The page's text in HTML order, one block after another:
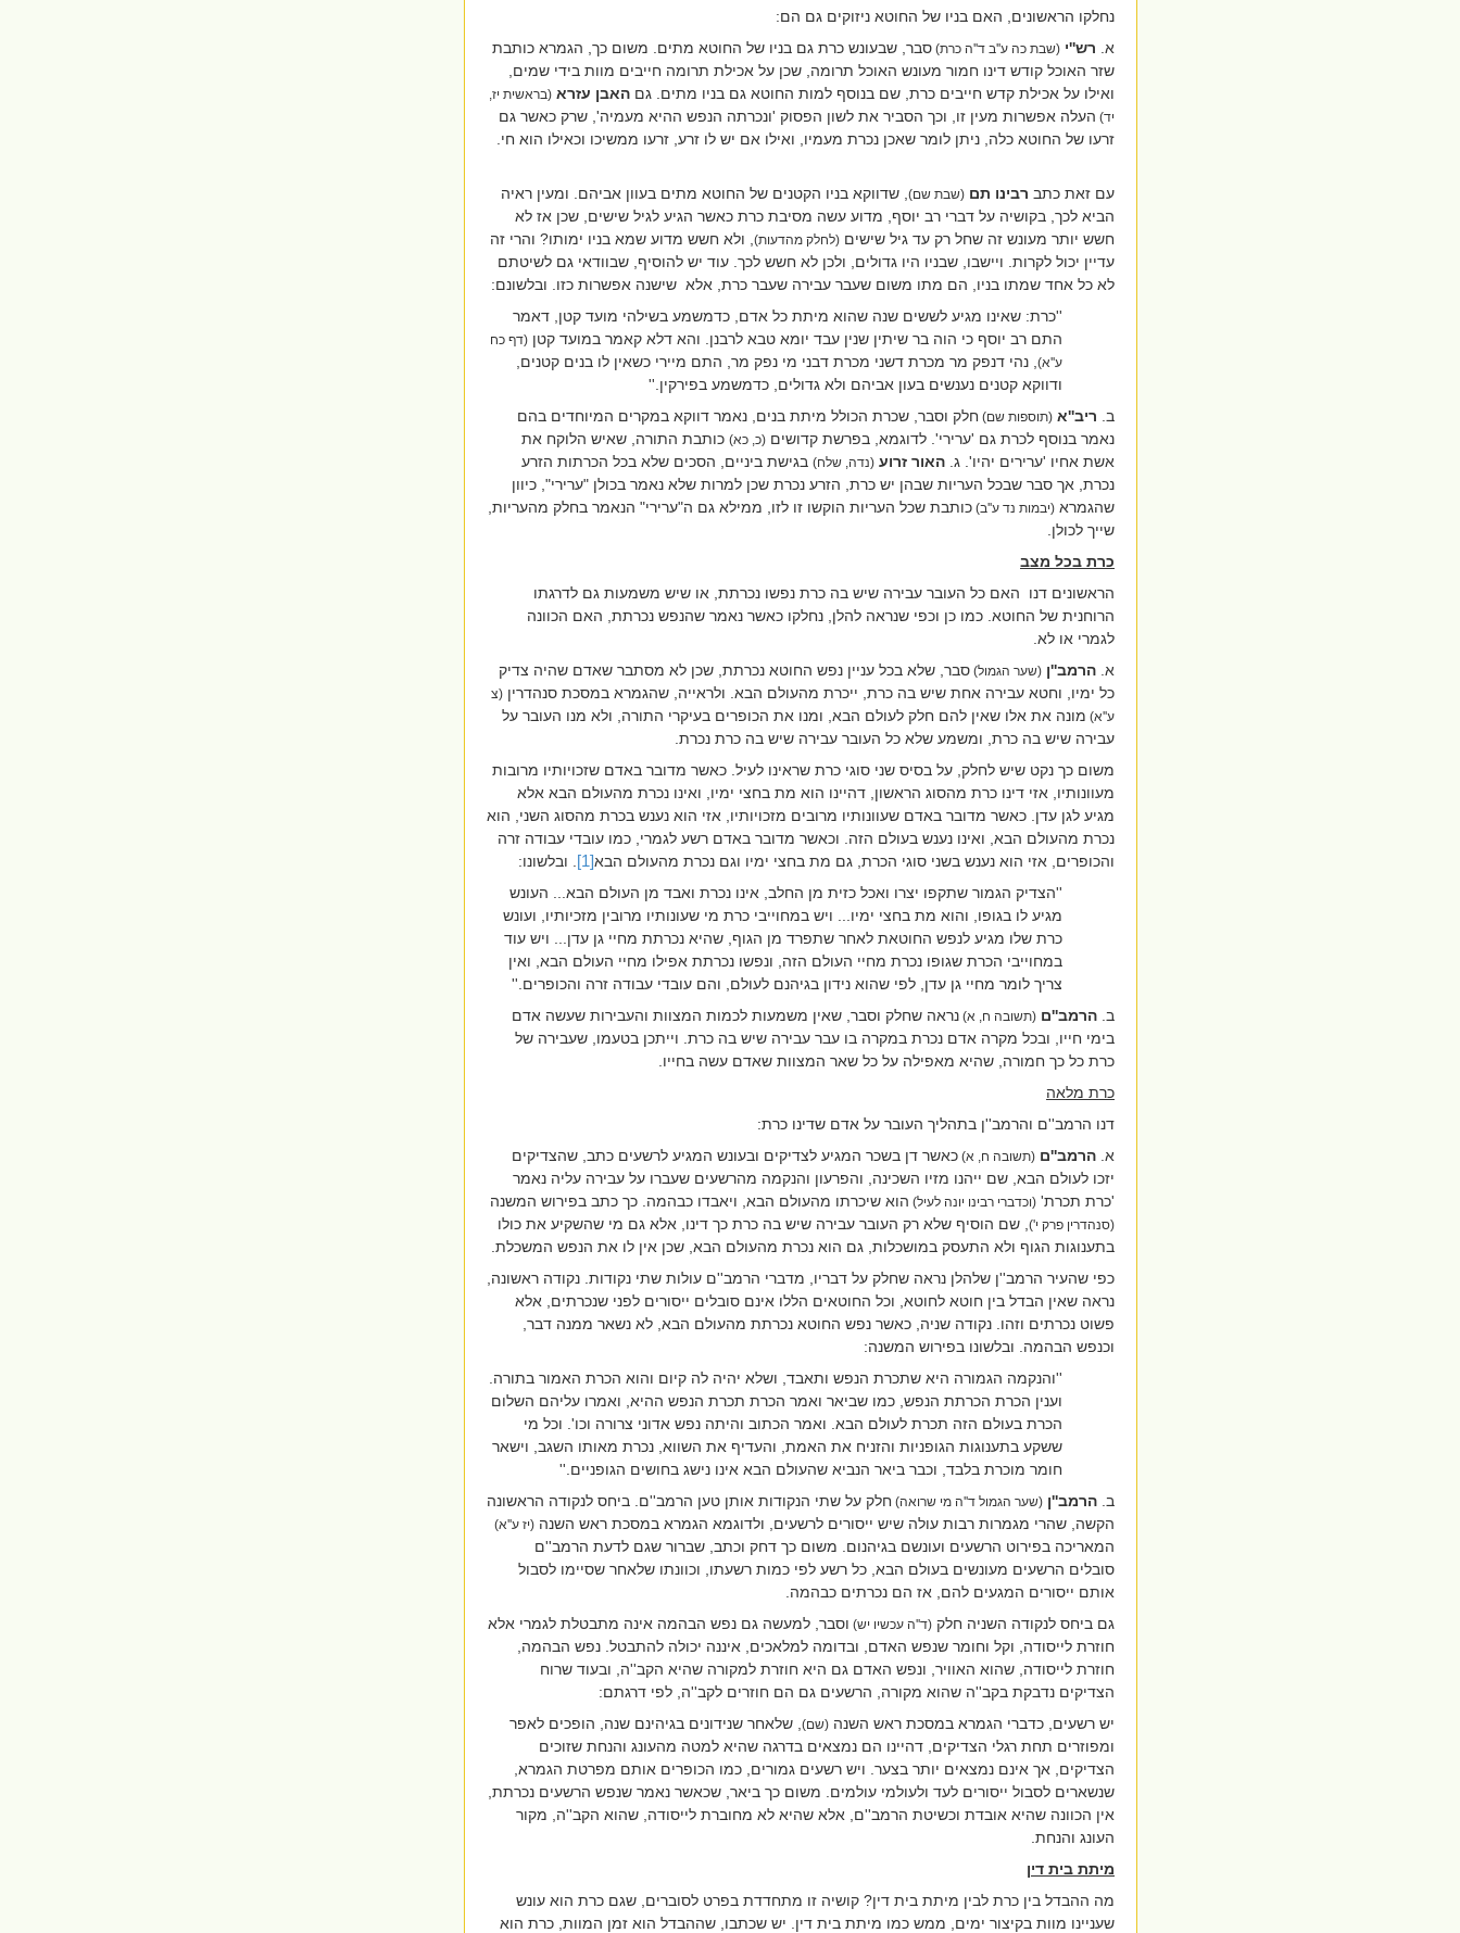
נחלקו הראשונים, האם בניו של החוטא ניזוקים גם הם:
א. רש''י (שבת כה ע''ב ד''ה כרת) סבר, שבעונש כרת גם בניו של החוטא מתים. משום כך, הגמרא כותבת
שזר האוכל קודש דינו חמור מעונש האוכל תרומה, שכן על אכילת תרומה חייבים מוות בידי שמים,
ואילו על אכילת קדש חייבים כרת, שם בנוסף למות החוטא גם בניו מתים. גם האבן עזרא (בראשית יז,
יד) העלה אפשרות מעין זו, וכך הסביר את לשון הפסוק 'ונכרתה הנפש ההיא מעמיה', שרק כאשר גם
זרעו של החוטא כלה, ניתן לומר שאכן נכרת מעמיו, ואילו אם יש לו זרע, זרעו ממשיכו וכאילו הוא חי.
עם זאת כתב רבינו תם (שבת שם) , שדווקא בניו הקטנים של החוטא מתים בעוון אביהם. ומעין ראיה
הביא לכך, בקושיה על דברי רב יוסף, מדוע עשה מסיבת כרת כאשר הגיע לגיל שישים, שכן אז לא
חשש יותר מעונש זה שחל רק עד גיל שישים (לחלק מהדעות) , ולא חשש מדוע שמא בניו ימותו? והרי זה
עדיין יכול לקרות. ויישבו, שבניו היו גדולים, ולכן לא חשש לכך. עוד יש להוסיף, שבוודאי גם לשיטתם
לא כל אחד שמתו בניו, הם מתו משום שעבר עבירה שעבר כרת, אלא שישנה אפשרות כזו. ובלשונם:
''כרת: שאינו מגיע לששים שנה שהוא מיתת כל אדם, כדמשמע בשילהי מועד קטן, דאמר
התם רב יוסף כי הוה בר שיתין שנין עבד יומא טבא לרבנן. והא דלא קאמר במועד קטן (דף כח
ע''א) , נהי דנפק מר מכרת דשני מכרת דבני מי נפק מר, התם מיירי כשאין לו בנים קטנים,
ודווקא קטנים נענשים בעון אביהם ולא גדולים, כדמשמע בפירקין.''
ב. ריב''א (תוספות שם) חלק וסבר, שכרת הכולל מיתת בנים, נאמר דווקא במקרים המיוחדים בהם
נאמר בנוסף לכרת גם 'ערירי'. לדוגמא, בפרשת קדושים (כ, כא) כותבת התורה, שאיש הלוקח את
אשת אחיו 'ערירים יהיו'. ג. האור זרוע (נדה, שלח) בגישת ביניים, הסכים שלא בכל הכרתות הזרע
נכרת, אך סבר שבכל העריות שבהן יש כרת, הזרע נכרת שכן למרות שלא נאמר בכולן "ערירי", כיוון
שהגמרא (יבמות נד ע''ב) כותבת שכל העריות הוקשו זו לזו, ממילא גם ה"ערירי" הנאמר בחלק מהעריות,
שייך לכולן.
כרת בכל מצב
הראשונים דנו
האם כל העובר עבירה שיש בה כרת נפשו נכרתת, או שיש משמעות גם לדרגתו
הרוחנית של החוטא. כמו כן וכפי שנראה להלן, נחלקו כאשר נאמר שהנפש נכרתת, האם הכוונה
לגמרי או לא.
א. הרמב''ן (שער הגמול) סבר, שלא בכל עניין נפש החוטא נכרתת, שכן לא מסתבר שאדם שהיה צדיק
כל ימיו, וחטא עבירה אחת שיש בה כרת, ייכרת מהעולם הבא. ולראייה, שהגמרא במסכת סנהדרין (צ
ע''א) מונה את אלו שאין להם חלק לעולם הבא, ומנו את הכופרים בעיקרי התורה, ולא מנו העובר על
עבירה שיש בה כרת, ומשמע שלא כל העובר עבירה שיש בה כרת נכרת.
משום כך נקט שיש לחלק, על בסיס שני סוגי כרת שראינו לעיל. כאשר מדובר באדם שזכויותיו מרובות
מעוונותיו, אזי דינו כרת מהסוג הראשון, דהיינו הוא מת בחצי ימיו, ואינו נכרת מהעולם הבא אלא
מגיע לגן עדן. כאשר מדובר באדם שעוונותיו מרובים מזכויותיו, אזי הוא נענש בכרת מהסוג השני, הוא
נכרת מהעולם הבא, ואינו נענש בעולם הזה. וכאשר מדובר באדם רשע לגמרי, כמו עובדי עבודה זרה
והכופרים, אזי הוא נענש בשני סוגי הכרת, גם מת בחצי ימיו וגם נכרת מהעולם הבא[1]
. ובלשונו:
''הצדיק הגמור שתקפו יצרו ואכל כזית מן החלב, אינו נכרת ואבד מן העולם הבא...
העונש
מגיע לו בגופו, והוא מת בחצי ימיו...
ויש במחוייבי כרת מי שעונותיו מרובין מזכיותיו, ועונש
כרת שלו מגיע לנפש החוטאת לאחר שתפרד מן הגוף, שהיא נכרתת מחיי גן עדן... ויש עוד
במחוייבי הכרת שגופו נכרת מחיי העולם הזה, ונפשו נכרתת אפילו מחיי העולם הבא, ואין
צריך לומר מחיי גן עדן, לפי שהוא נידון בגיהנם לעולם, והם עובדי עבודה זרה והכופרים.''
ב. הרמב''ם (תשובה ח, א) נראה שחלק וסבר, שאין משמעות לכמות המצוות והעבירות שעשה אדם
בימי חייו, ובכל מקרה אדם נכרת במקרה בו עבר עבירה שיש בה כרת. וייתכן בטעמו, שעבירה של
כרת כל כך חמורה, שהיא מאפילה על כל שאר המצוות שאדם עשה בחייו.
כרת מלאה
דנו הרמב''ם והרמב''ן בתהליך העובר על אדם שדינו כרת:
א. הרמב''ם (תשובה ח, א) כאשר דן בשכר המגיע לצדיקים ובעונש המגיע לרשעים כתב, שהצדיקים
יזכו לעולם הבא, שם ייהנו מזיו השכינה, והפרעון והנקמה מהרשעים שעברו על עבירה עליה נאמר
'כרת תכרת' (וכדברי רבינו יונה לעיל) הוא שיכרתו מהעולם הבא, ויאבדו כבהמה. כך כתב בפירוש המשנה
(סנהדרין פרק י') , שם הוסיף שלא רק העובר עבירה שיש בה כרת כך דינו, אלא גם מי שהשקיע את כולו
בתענוגות הגוף ולא התעסק במושכלות, גם הוא נכרת מהעולם הבא, שכן אין לו את הנפש המשכלת.
כפי שהעיר הרמב''ן שלהלן נראה שחלק על דבריו, מדברי הרמב''ם עולות שתי נקודות. נקודה ראשונה,
נראה שאין הבדל בין חוטא לחוטא, וכל החוטאים הללו אינם סובלים ייסורים לפני שנכרתים, אלא
פשוט נכרתים וזהו. נקודה שניה, כאשר נפש החוטא נכרתת מהעולם הבא, לא נשאר ממנה דבר,
וכנפש הבהמה. ובלשונו בפירוש המשנה:
''והנקמה הגמורה היא שתכרת הנפש ותאבד, ושלא יהיה לה קיום והוא הכרת האמור בתורה.
וענין הכרת הכרתת הנפש, כמו שביאר ואמר הכרת תכרת הנפש ההיא, ואמרו עליהם השלום
הכרת בעולם הזה תכרת לעולם הבא. ואמר הכתוב והיתה נפש אדוני צרורה וכו'. וכל מי
ששקע בתענוגות הגופניות והזניח את האמת, והעדיף את השווא, נכרת מאותו השגב, וישאר
חומר מוכרת בלבד, וכבר ביאר הנביא שהעולם הבא אינו נישג בחושים הגופניים.''
ב. הרמב''ן (שער הגמול ד''ה מי שרואה) חלק על שתי הנקודות אותן טען הרמב''ם. ביחס לנקודה הראשונה
הקשה, שהרי מגמרות רבות עולה שיש ייסורים לרשעים, ולדוגמא הגמרא במסכת ראש השנה (יז ע''א)
המאריכה בפירוט הרשעים ועונשם בגיהנום. משום כך דחק וכתב, שברור שגם לדעת הרמב''ם
סובלים הרשעים מעונשים בעולם הבא, כל רשע לפי כמות רשעתו, וכוונתו שלאחר שסיימו לסבול
אותם ייסורים המגעים להם, אז הם נכרתים כבהמה.
גם ביחס לנקודה השניה חלק (ד''ה עכשיו יש) וסבר, למעשה גם נפש הבהמה אינה מתבטלת לגמרי אלא
חוזרת לייסודה, וקל וחומר שנפש האדם, ובדומה למלאכים, איננה יכולה להתבטל. נפש הבהמה,
חוזרת לייסודה, שהוא האוויר, ונפש האדם גם היא חוזרת למקורה שהיא הקב''ה, ובעוד שרוח
הצדיקים נדבקת בקב''ה שהוא מקורה, הרשעים גם הם חוזרים לקב''ה, לפי דרגתם:
יש רשעים, כדברי הגמרא במסכת ראש השנה (שם) , שלאחר שנידונים בגיהינם שנה, הופכים לאפר
ומפוזרים תחת רגלי הצדיקים, דהיינו הם נמצאים בדרגה שהיא למטה מהעונג והנחת שזוכים
הצדיקים, אך אינם נמצאים יותר בצער. ויש רשעים גמורים, כמו הכופרים אותם מפרטת הגמרא,
שנשארים לסבול ייסורים לעד ולעולמי עולמים. משום כך ביאר, שכאשר נאמר שנפש הרשעים נכרתת,
אין הכוונה שהיא אובדת וכשיטת הרמב''ם, אלא שהיא לא מחוברת לייסודה, שהוא הקב''ה, מקור
העונג והנחת.
מיתת בית דין
מה ההבדל בין כרת לבין מיתת בית דין? קושיה זו מתחדדת בפרט לסוברים, שגם כרת הוא עונש
שעניינו מוות בקיצור ימים, ממש כמו מיתת בית דין. יש שכתבו, שההבדל הוא זמן המוות, כרת הוא